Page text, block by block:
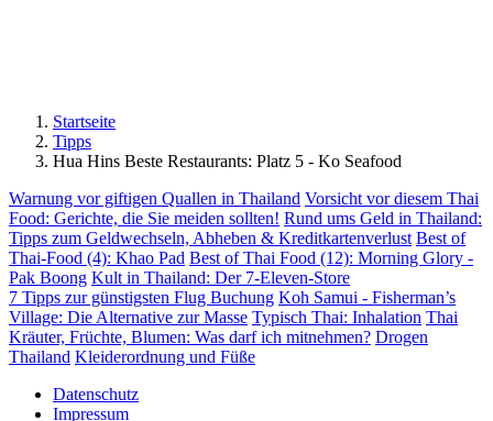
Startseite
Tipps
Hua Hins Beste Restaurants: Platz 5 - Ko Seafood
Warnung vor giftigen Quallen in Thailand Vorsicht vor diesem Thai
Food: Gerichte, die Sie meiden sollten! Rund ums Geld in Thailand:
Tipps zum Geldwechseln, Abheben & Kreditkartenverlust Best of
Thai-Food (4): Khao Pad Best of Thai Food (12): Morning Glory -
Pak Boong Kult in Thailand: Der 7-Eleven-Store
7 Tipps zur günstigsten Flug Buchung Koh Samui - Fisherman’s
Village: Die Alternative zur Masse Typisch Thai: Inhalation Thai
Kräuter, Früchte, Blumen: Was darf ich mitnehmen? Drogen
Thailand Kleiderordnung und Füße
Datenschutz
Impressum